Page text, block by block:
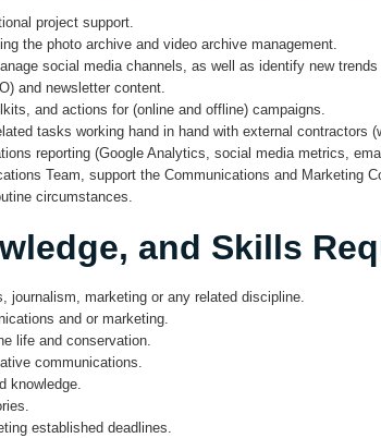
project support.
the photo archive and video archive management.
social media channels, as well as identify new
and newsletter content.
and actions for (online and offline) campaigns.
tasks working hand in hand with external
reporting (Google Analytics, social media metrics,
Team, support the Communications and Marketing
circumstances.
and Skills
journalism, marketing or any related discipline.
and or marketing.
life and conservation.
communications.
knowledge.
established deadlines.